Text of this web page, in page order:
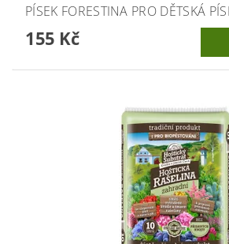
PÍSEK FORESTINA PRO DĚTSKÁ
155 Kč